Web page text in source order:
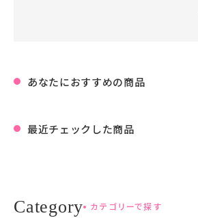
あなたにおすすめの商品
最近チェックした商品
カテゴリーで探す